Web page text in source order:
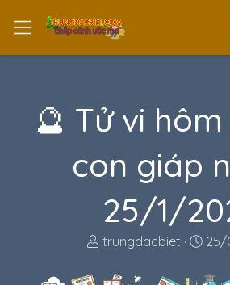
🔮 Tử vi
con giáp
25/1/
T
r
trungdacbiet
N
à
25/